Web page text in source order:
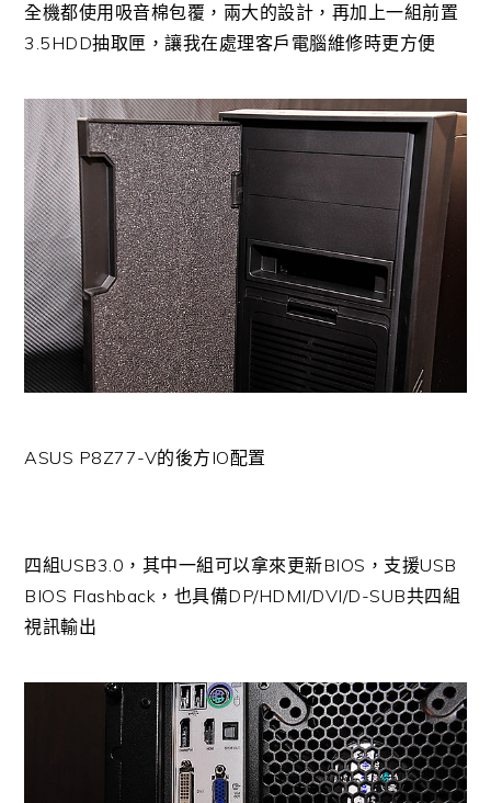
全機都使用吸音棉包覆，兩大的設計，再加上一組前置
3.5HDD抽取匣，讓我在處理客戶電腦維修時更方便
ASUS P8Z77-V的後方IO配置
四組USB3.0，其中一組可以拿來更新BIOS，支援USB
BIOS Flashback，也具備DP/HDMI/DVI/D-SUB共四組
視訊輸出